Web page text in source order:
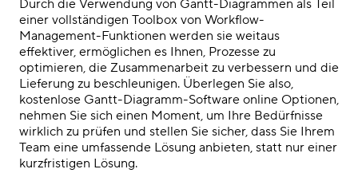
Durch die Verwendung von Gantt-Diagrammen als Teil
einer vollständigen Toolbox von Workflow-
Management-Funktionen werden sie weitaus
effektiver, ermöglichen es Ihnen, Prozesse zu
optimieren, die Zusammenarbeit zu verbessern und die
Lieferung zu beschleunigen. Überlegen Sie also,
kostenlose Gantt-Diagramm-Software online Optionen,
nehmen Sie sich einen Moment, um Ihre Bedürfnisse
wirklich zu prüfen und stellen Sie sicher, dass Sie Ihrem
Team eine umfassende Lösung anbieten, statt nur einer
kurzfristigen Lösung.